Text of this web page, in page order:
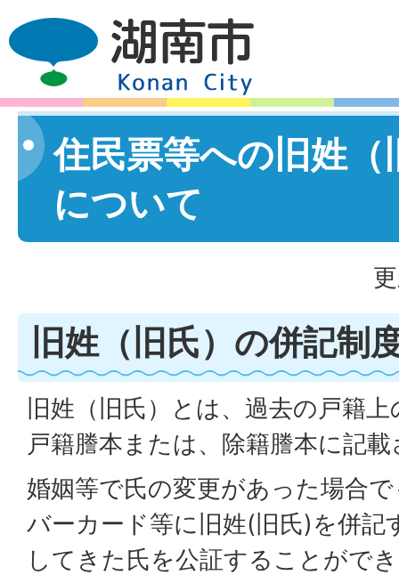
住民票等への旧姓（
について
旧姓（旧氏）の併記制
旧姓（旧氏）とは、過去の戸籍
戸籍謄本または、除籍謄本に記
婚姻等で氏の変更があった場合
バーカード等に旧姓(旧氏)を併記
してきた氏を公証することがで